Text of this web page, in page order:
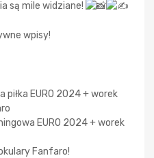
są mile widziane!
wpisy!
piłka EURO 2024 + worek
EURO 2024 + worek
Fanfaro!